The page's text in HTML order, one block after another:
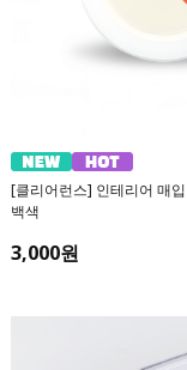
[클리어런스] 인테리어 매
백색
3,000원